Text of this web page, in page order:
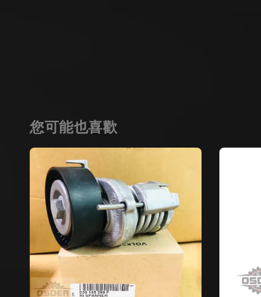
您可能也喜歡